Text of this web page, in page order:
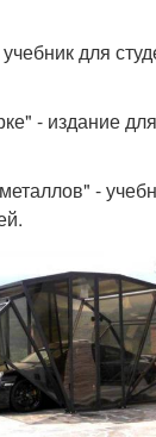
для
- издание
-